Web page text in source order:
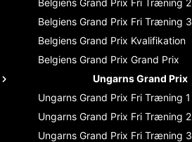
Belgiens Grand Prix Fri Træning 3
Belgiens Grand Prix Kvalifikation
Belgiens Grand Prix Grand Prix
Ungarns Grand Prix
Ungarns Grand Prix Fri Træning 1
Ungarns Grand Prix Fri Træning 2
Ungarns Grand Prix Fri Træning 3